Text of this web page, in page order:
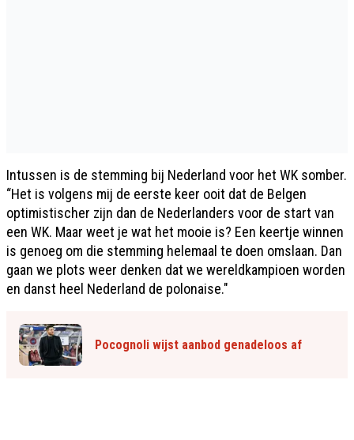
Intussen is de stemming bij Nederland voor het WK somber.
“Het is volgens mij de eerste keer ooit dat de Belgen
optimistischer zijn dan de Nederlanders voor de start van
een WK. Maar weet je wat het mooie is? Een keertje winnen
is genoeg om die stemming helemaal te doen omslaan. Dan
gaan we plots weer denken dat we wereldkampioen worden
en danst heel Nederland de polonaise."
Pocognoli wijst aanbod genadeloos af